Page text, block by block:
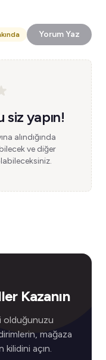
Yorum Yaz
siz yapın!
alındığında
ve diğer
Kazanın
olduğunuzu
mağaza
açın.